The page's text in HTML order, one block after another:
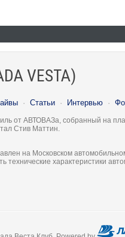
VESTA)
· Статьи · Интервью ·
от АВТОВАЗа, собранный на
Стив Маттин.
на Московском
технические характеристики